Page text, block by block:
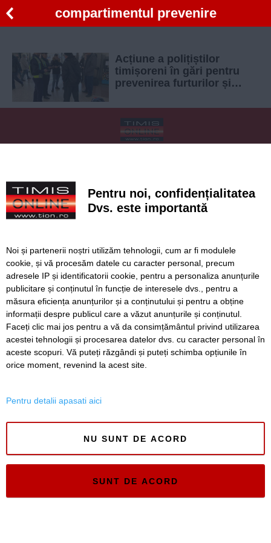
compartimentul prevenire
Acțiune a polițiștilor
timișoreni în gări pentru
prevenirea furturilor și
Politica de confidentialitate
Regulament postare și moderare comentarii
Timiș Online
ISSN 3008-2323
ISSN-L 3008-2323
Pentru noi, confidențialitatea
Dvs. este importantă
Noi și partenerii noștri utilizăm tehnologii, cum ar fi modulele
cookie, și vă procesăm datele cu caracter personal, precum
adresele IP și identificatorii cookie, pentru a personaliza anunțurile
publicitare și conținutul în funcție de interesele dvs., pentru a
măsura eficiența anunțurilor și a conținutului și pentru a obține
informații despre publicul care a văzut anunțurile și conținutul.
Faceți clic mai jos pentru a vă da consimțământul privind utilizarea
acestei tehnologii și procesarea datelor dvs. cu caracter personal în
aceste scopuri. Vă puteți răzgândi și puteți schimba opțiunile în
orice moment, revenind la acest site.
Pentru detalii apasati aici
NU SUNT DE ACORD
SUNT DE ACORD